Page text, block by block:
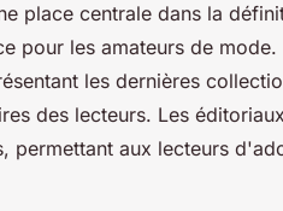
place centrale dans la
pour les amateurs de
les dernières
des lecteurs. Les
permettant aux lecteurs